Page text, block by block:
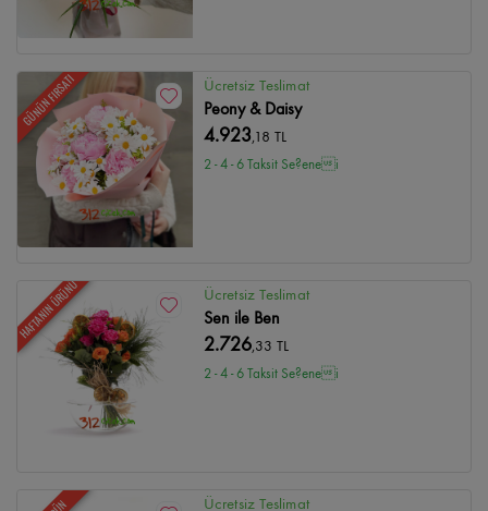
GÜNÜN FIRSATI Ücretsiz Teslimat
Peony & Daisy
4.923,18 TL
2 - 4 - 6 Taksit Se?enei
HAFTANIN ÜRÜNÜ Ücretsiz Teslimat
Sen ile Ben
2.726,33 TL
2 - 4 - 6 Taksit Se?enei
Ücretsiz Teslimat